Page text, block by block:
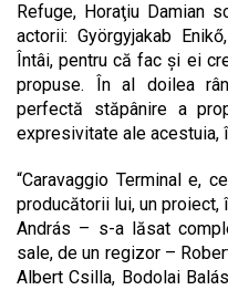
Refuge, Horaţiu Damian
actorii: Györgyjakab
Întâi, pentru că fac şi ei
propuse. În al doilea
perfectă stăpânire a
expresivitate ale acestuia,
“Caravaggio Terminal e,
producătorii lui, un proiect,
András – s-a lăsat
sale, de un regizor –
Albert Csilla, Bodolai